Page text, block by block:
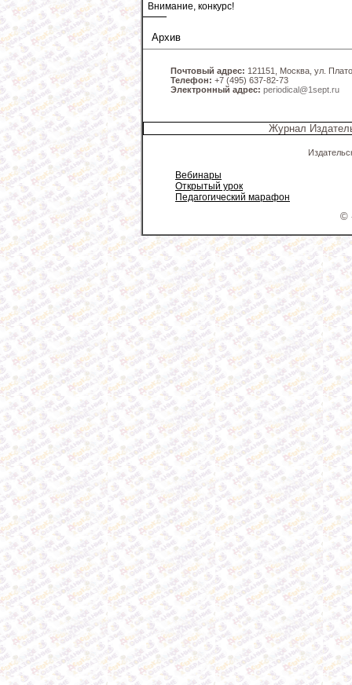
Внимание, конкурс!
Архив
Почтовый адрес: 121151, Москва, ул.
Телефон: +7 (495) 637-82-73
Электронный адрес: periodical@1sept.ru
Журнал
Вебинары
Открытый урок
Педагогический марафон
©